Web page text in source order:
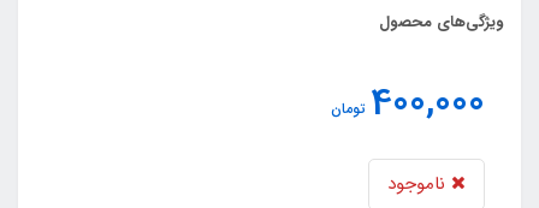
ویژگی‌های محصول
400,000 تومان
ناموجود